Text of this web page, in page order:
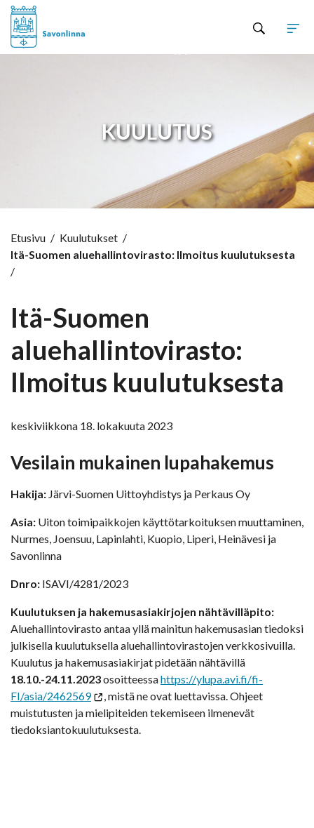
KUULUTUS
Etusivu / Kuulutukset /
Itä-Suomen aluehallintovirasto: Ilmoitus kuulutuksesta
/
Itä-Suomen
aluehallintovirasto:
Ilmoitus kuulutuksesta
keskiviikkona 18. lokakuuta 2023
Vesilain mukainen lupahakemus
Hakija: Järvi-Suomen Uittoyhdistys ja Perkaus Oy
Asia: Uiton toimipaikkojen käyttötarkoituksen muuttaminen,
Nurmes, Joensuu, Lapinlahti, Kuopio, Liperi, Heinävesi ja
Savonlinna
Dnro: ISAVI/4281/2023
Kuulutuksen ja hakemusasiakirjojen nähtävilläpito:
Aluehallintovirasto antaa yllä mainitun hakemusasian tiedoksi
julkisella kuulutuksella aluehallintovirastojen verkkosivuilla.
Kuulutus ja hakemusasiakirjat pidetään nähtävillä
18.10.-24.11.2023osoitteessahttps://ylupa.avi.fi/fi-
FI/asia/2462569
, mistä ne ovat luettavissa. Ohjeet
muistutusten ja mielipiteiden tekemiseen ilmenevät
tiedoksiantokuulutuksesta.